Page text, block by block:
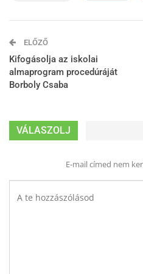
ELŐZŐ
Kifogásolja az iskolai
almaprogram procedúráját
Borboly Csaba
VÁLASZOLJ
E-mail címed nem